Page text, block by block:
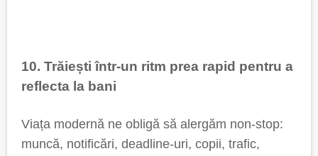
10. Trăiești într-un ritm prea rapid pentru a
reflecta la bani
Viața modernă ne obligă să alergăm non-stop:
muncă, notificări, deadline-uri, copii, trafic,